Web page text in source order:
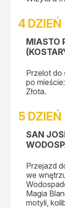
4 DZIEŃ
MIASTO
Przelot do
po
Złota.
5 DZIEŃ
SAN
Przejazd
we
Magia
motyli,